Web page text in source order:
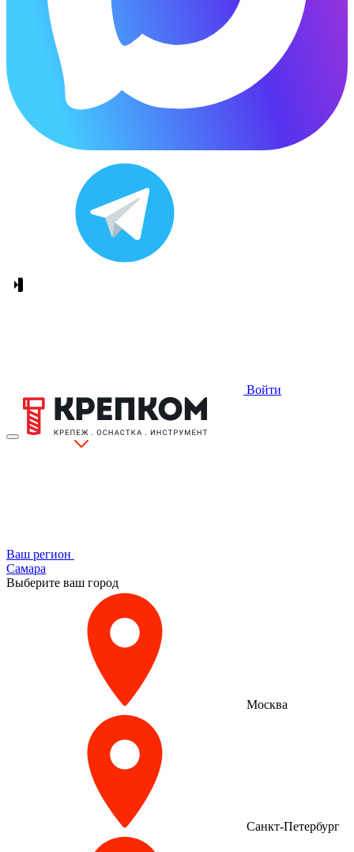
Войти
Ваш регион
Самара
Выберите ваш город
Москва
Санкт-Петербург